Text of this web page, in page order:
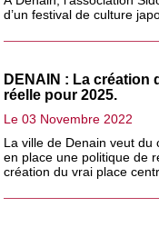
d’un festival de culture
DENAIN : La création
réelle pour 2025.
Le 03 Novembre 2022
La ville de Denain veut
en place une politique de
création du vrai place